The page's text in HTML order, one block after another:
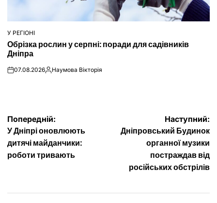
ОПУБЛІКУВАТИ
У
У РЕГІОНІ
Обрізка рослин у серпні: поради для садівників
Дніпра
on07.08.2026Опубліковано
Наумова Вікторія
Навігація
записів
Попередній:
У Дніпрі оновлюють
дитячі майданчики:
роботи тривають
Наступний:
Дніпровський Будинок
органної музики
постраждав від
російських обстрілів